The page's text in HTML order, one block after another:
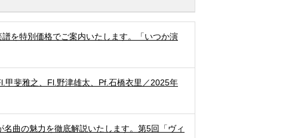
を特別価格でご案内いたします。「いつか演
甲斐雅之、Fl.野津雄太、Pf.石橋衣里／2025年
曲の魅力を徹底解説いたします。第5回「ヴィ